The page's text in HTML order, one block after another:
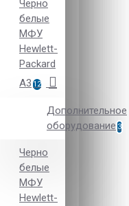
Черно
белые
МФУ
Hewlett-
Packard
А3 12
Дополнительное
оборудование 3
Черно
белые
МФУ
Hewlett-